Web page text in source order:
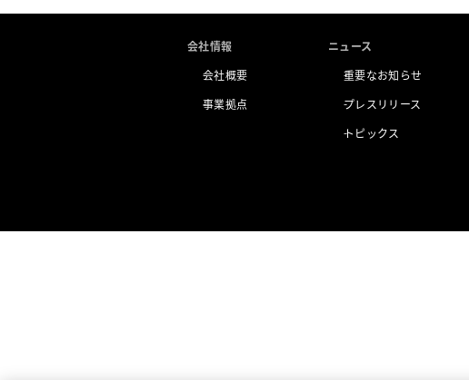
会社情報
会社概要
事業拠点
ニュース
重要なお知らせ
プレスリリース
トピックス